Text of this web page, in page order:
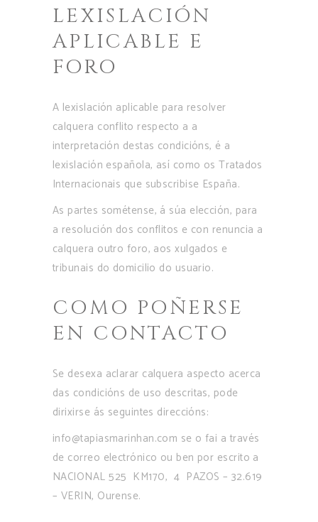
LEXISLACIÓN
APLICABLE E
FORO
A lexislación aplicable para resolver
calquera conflito respecto a a
interpretación destas condicións, é a
lexislación española, así como os Tratados
Internacionais que subscribise España.
As partes sométense, á súa elección, para
a resolución dos conflitos e con renuncia a
calquera outro foro, aos xulgados e
tribunais do domicilio do usuario.
COMO POÑERSE
EN CONTACTO
Se desexa aclarar calquera aspecto acerca
das condicións de uso descritas, pode
dirixirse ás seguintes direccións:
info@tapiasmarinhan.com se o fai a través
de correo electrónico ou ben por escrito a
NACIONAL 525 KM170, 4 PAZOS – 32.619
– VERIN, Ourense.